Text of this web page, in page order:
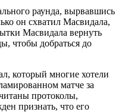
раунда, вырвавшись
он схватил Масвидала,
Масвидала вернуть
чтобы добраться до
который многие хотели
матче за
протоколы,
признать, что его